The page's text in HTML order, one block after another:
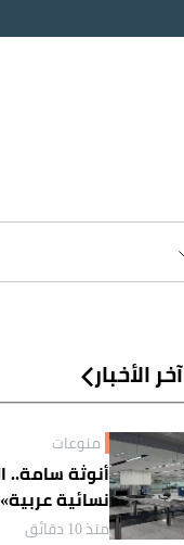
آخر الأخبار
منوعات
نسائية عربية»
منذ 10 دقائق